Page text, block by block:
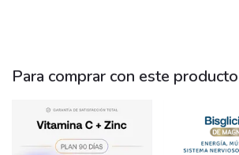
Para comprar con este producto